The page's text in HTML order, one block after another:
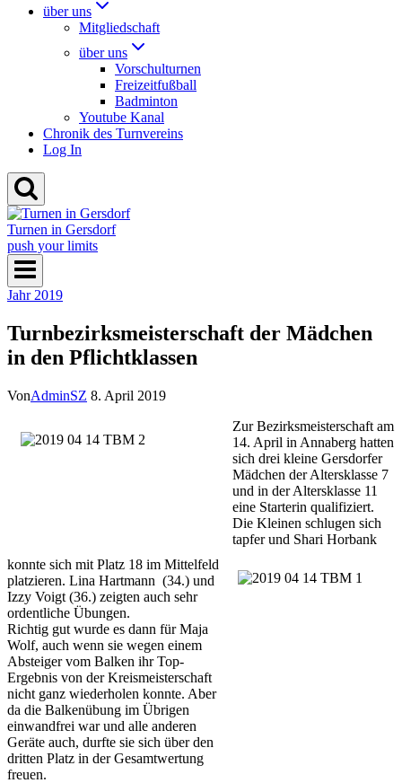
über uns
Mitgliedschaft
über uns
Vorschulturnen
Freizeitfußball
Badminton
Youtube Kanal
Chronik des Turnvereins
Log In
Turnen in Gersdorf
push your limits
Jahr 2019
Turnbezirksmeisterschaft der Mädchen
in den Pflichtklassen
VonAdminSZ 8. April 2019
Zur Bezirksmeisterschaft am
14. April in Annaberg hatten
sich drei kleine Gersdorfer
Mädchen der Altersklasse 7
und in der Altersklasse 11
eine Starterin qualifiziert.
Die Kleinen schlugen sich
tapfer und Shari Horbank
konnte sich mit Platz 18 im Mittelfeld
platzieren. Lina Hartmann (34.) und
Izzy Voigt (36.) zeigten auch sehr
ordentliche Übungen.
Richtig gut wurde es dann für Maja
Wolf, auch wenn sie wegen einem
Absteiger vom Balken ihr Top-
Ergebnis von der Kreismeisterschaft
nicht ganz wiederholen konnte. Aber
da die Balkenübung im Übrigen
einwandfrei war und alle anderen
Geräte auch, durfte sie sich über den
dritten Platz in der Gesamtwertung
freuen.